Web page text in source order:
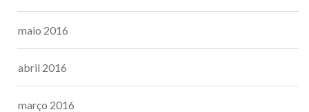
maio 2016
abril 2016
março 2016